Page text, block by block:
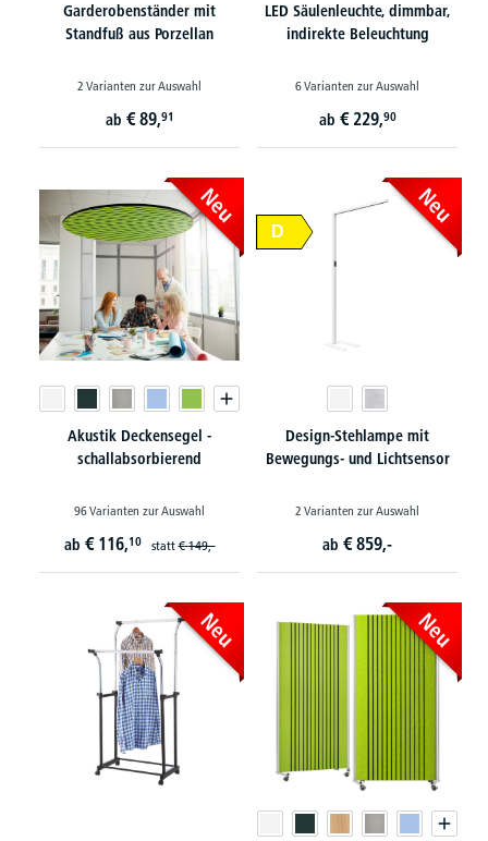
Garderobenständer mit
Standfuß aus Porzellan
2 Varianten zur Auswahl
ab € 89,91
LED Säulenleuchte, dimmbar,
indirekte Beleuchtung
6 Varianten zur Auswahl
ab € 229,90
Neu
Akustik Deckensegel -
schallabsorbierend
96 Varianten zur Auswahl
ab € 116,10 statt€ 149,-
D
Neu
Design-Stehlampe mit
Bewegungs- und Lichtsensor
2 Varianten zur Auswahl
ab € 859,-
Neu Neu